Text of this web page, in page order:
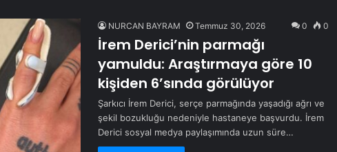
NURCAN BAYRAM Temmuz 30, 2026 0 0
İrem Derici’nin parmağı
yamuldu: Araştırmaya göre 10
kişiden 6’sında görülüyor
Şarkıcı İrem Derici, serçe parmağında yaşadığı ağrı ve
şekil bozukluğu nedeniyle hastaneye başvurdu. İrem
Derici sosyal medya paylaşımında uzun süre…